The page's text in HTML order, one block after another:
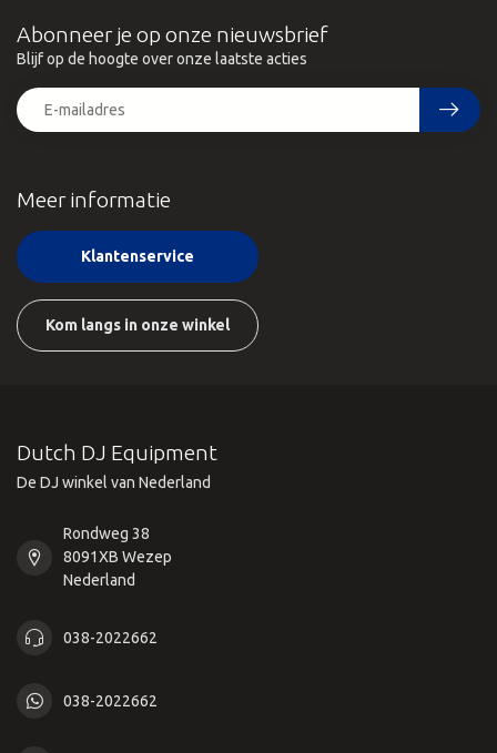
Meer informatie
Klantenservice
Kom langs in onze winkel
Abonneer je op onze nieuwsbrief
Blijf op de hoogte over onze laatste acties
Dutch DJ Equipment
De DJ winkel van Nederland
Rondweg 38
8091XB Wezep
Nederland
038-2022662
038-2022662